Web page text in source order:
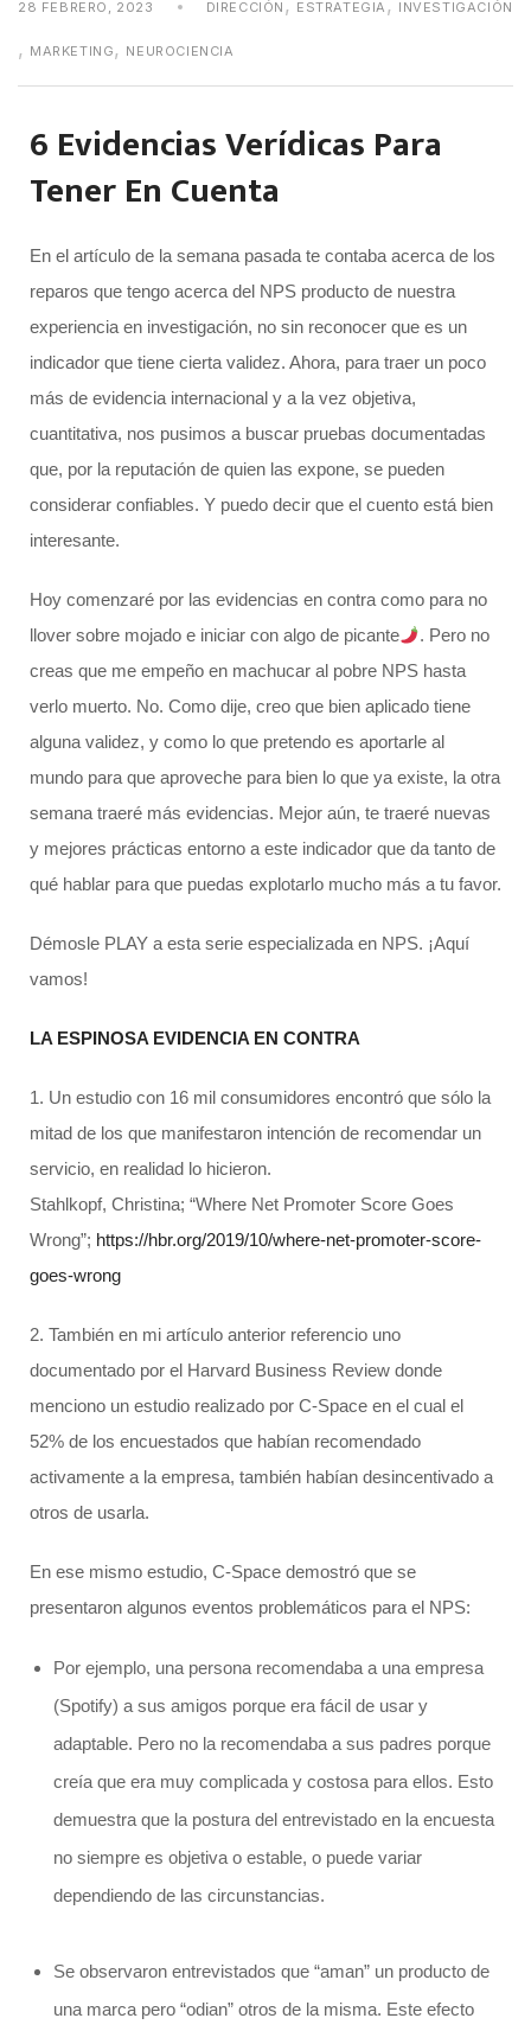
28 FEBRERO, 2023 DIRECCIÓN , ESTRATEGIA , INVESTIGACIÓN
, MARKETING, NEUROCIENCIA
6 Evidencias Verídicas Para
Tener En Cuenta
En el artículo de la semana pasada te contaba acerca de los
reparos que tengo acerca del NPS producto de nuestra
experiencia en investigación, no sin reconocer que es un
indicador que tiene cierta validez. Ahora, para traer un poco
más de evidencia internacional y a la vez objetiva,
cuantitativa, nos pusimos a buscar pruebas documentadas
que, por la reputación de quien las expone, se pueden
considerar confiables. Y puedo decir que el cuento está bien
interesante.
Hoy comenzaré por las evidencias en contra como para no
llover sobre mojado e iniciar con algo de picante
. Pero no
creas que me empeño en machucar al pobre NPS hasta
verlo muerto. No. Como dije, creo que bien aplicado tiene
alguna validez, y como lo que pretendo es aportarle al
mundo para que aproveche para bien lo que ya existe, la otra
semana traeré más evidencias. Mejor aún, te traeré nuevas
y mejores prácticas entorno a este indicador que da tanto de
qué hablar para que puedas explotarlo mucho más a tu favor.
Démosle PLAY a esta serie especializada en NPS. ¡Aquí
vamos!
LA ESPINOSA EVIDENCIA EN CONTRA
1. Un estudio con 16 mil consumidores encontró que sólo la
mitad de los que manifestaron intención de recomendar un
servicio, en realidad lo hicieron.
Stahlkopf, Christina; “Where Net Promoter Score Goes
Wrong”; https://hbr.org/2019/10/where-net-promoter-score-
goes-wrong
2. También en mi artículo anterior referencio uno
documentado por el Harvard Business Review donde
menciono un estudio realizado por C-Space en el cual el
52% de los encuestados que habían recomendado
activamente a la empresa, también habían desincentivado a
otros de usarla.
En ese mismo estudio, C-Space demostró que se
presentaron algunos eventos problemáticos para el NPS:
Por ejemplo, una persona recomendaba a una empresa
(Spotify) a sus amigos porque era fácil de usar y
adaptable. Pero no la recomendaba a sus padres porque
creía que era muy complicada y costosa para ellos. Esto
demuestra que la postura del entrevistado en la encuesta
no siempre es objetiva o estable, o puede variar
dependiendo de las circunstancias.
Se observaron entrevistados que “aman” un producto de
una marca pero “odian” otros de la misma. Este efecto